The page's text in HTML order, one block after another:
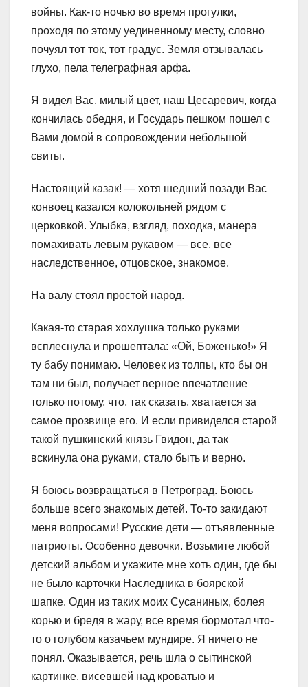
войны. Как-то ночью во время прогулки,
проходя по этому уединенному месту, словно
почуял тот ток, тот градус. Земля отзывалась
глухо, пела телеграфная арфа.
Я видел Вас, милый цвет, наш Цесаревич, когда
кончилась обедня, и Государь пешком пошел с
Вами домой в сопровождении небольшой
свиты.
Настоящий казак! — хотя шедший позади Вас
конвоец казался колокольней рядом с
церковкой. Улыбка, взгляд, походка, манера
помахивать левым рукавом — все, все
наследственное, отцовское, знакомое.
На валу стоял простой народ.
Какая-то старая хохлушка только руками
всплеснула и прошептала: «Ой, Боженько!» Я
ту бабу понимаю. Человек из толпы, кто бы он
там ни был, получает верное впечатление
только потому, что, так сказать, хватается за
самое прозвище его. И если привиделся старой
такой пушкинский князь Гвидон, да так
вскинула она руками, стало быть и верно.
Я боюсь возвращаться в Петроград. Боюсь
больше всего знакомых детей. То-то закидают
меня вопросами! Русские дети — отъявленные
патриоты. Особенно девочки. Возьмите любой
детский альбом и укажите мне хоть один, где бы
не было карточки Наследника в боярской
шапке. Один из таких моих Сусаниных, болея
корью и бредя в жару, все время бормотал что-
то о голубом казачьем мундире. Я ничего не
понял. Оказывается, речь шла о сытинской
картинке, висевшей над кроватью и